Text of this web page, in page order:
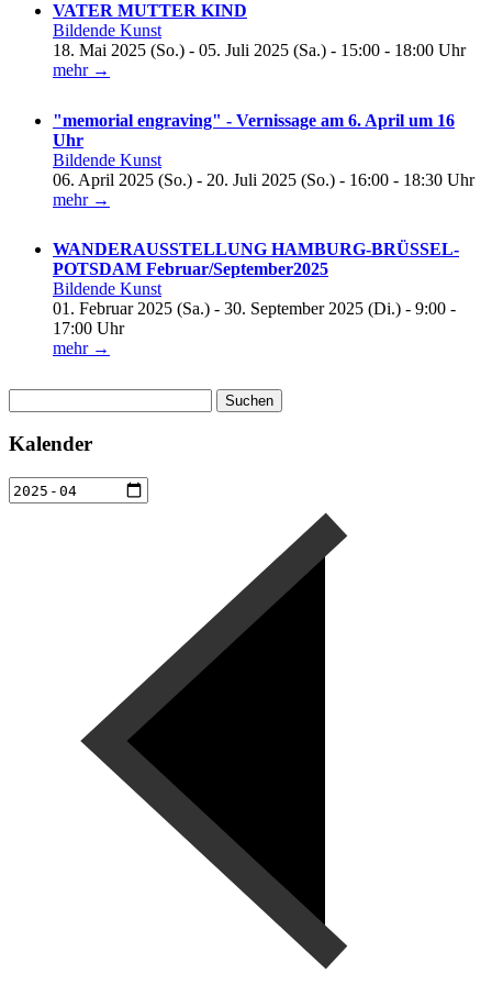
VATER MUTTER KIND
Bildende Kunst
18. Mai 2025 (So.) - 05. Juli 2025 (Sa.) - 15:00 - 18:00 Uhr
mehr →
"memorial engraving" - Vernissage am 6. April um 16
Uhr
Bildende Kunst
06. April 2025 (So.) - 20. Juli 2025 (So.) - 16:00 - 18:30 Uhr
mehr →
WANDERAUSSTELLUNG HAMBURG-BRÜSSEL-
POTSDAM Februar/September2025
Bildende Kunst
01. Februar 2025 (Sa.) - 30. September 2025 (Di.) - 9:00 -
17:00 Uhr
mehr →
nach:
Kalender